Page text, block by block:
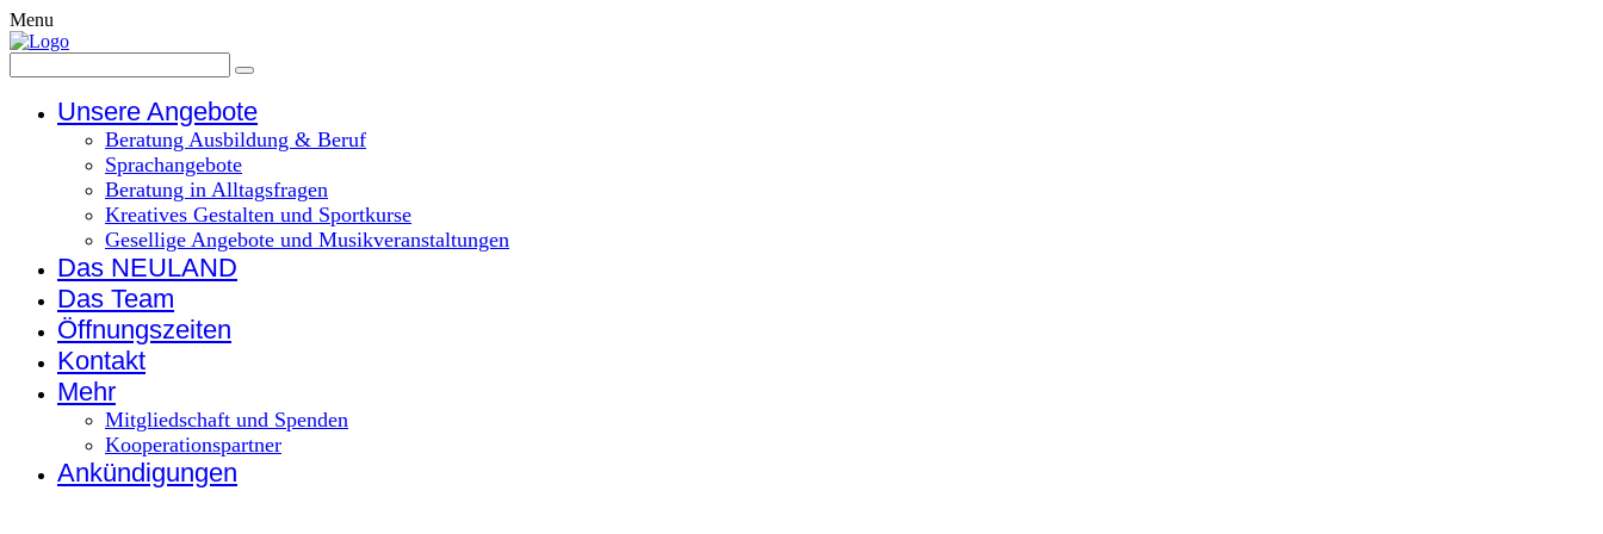
Menu
Unsere Angebote
Beratung Ausbildung & Beruf
Sprachangebote
Beratung in Alltagsfragen
Kreatives Gestalten und Sportkurse
Gesellige Angebote und Musikveranstaltungen
Das NEULAND
Das Team
Öffnungszeiten
Kontakt
Mehr
Mitgliedschaft und Spenden
Kooperationspartner
Ankündigungen